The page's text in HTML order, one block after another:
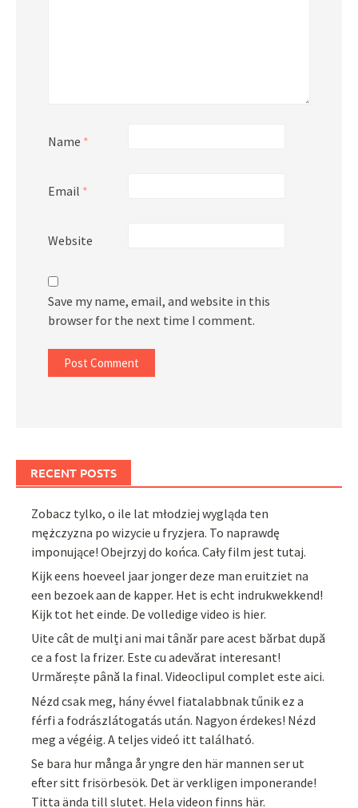
Name *
Email *
Website
Save my name, email, and website in this
browser for the next time I comment.
RECENT POSTS
Zobacz tylko, o ile lat młodziej wygląda ten
mężczyzna po wizycie u fryzjera. To naprawdę
imponujące! Obejrzyj do końca. Cały film jest tutaj.
Kijk eens hoeveel jaar jonger deze man eruitziet na
een bezoek aan de kapper. Het is echt indrukwekkend!
Kijk tot het einde. De volledige video is hier.
Uite cât de mulți ani mai tânăr pare acest bărbat după
ce a fost la frizer. Este cu adevărat interesant!
Urmărește până la final. Videoclipul complet este aici.
Nézd csak meg, hány évvel fiatalabbnak tűnik ez a
férfi a fodrászlátogatás után. Nagyon érdekes! Nézd
meg a végéig. A teljes videó itt található.
Se bara hur många år yngre den här mannen ser ut
efter sitt frisörbesök. Det är verkligen imponerande!
Titta ända till slutet. Hela videon finns här.